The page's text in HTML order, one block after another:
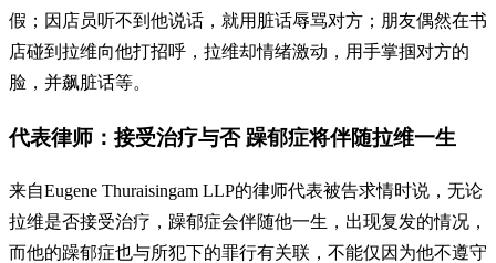
假；因店员听不到他说话，就用脏话辱骂对方；朋友偶然在书
店碰到拉维向他打招呼，拉维却情绪激动，用手掌掴对方的
脸，并飙脏话等。
代表律师：接受治疗与否 躁郁症将伴随拉维一生
来自Eugene Thuraisingam LLP的律师代表被告求情时说，无论
拉维是否接受治疗，躁郁症会伴随他一生，出现复发的情况，
而他的躁郁症也与所犯下的罪行有关联，不能仅因为他不遵守